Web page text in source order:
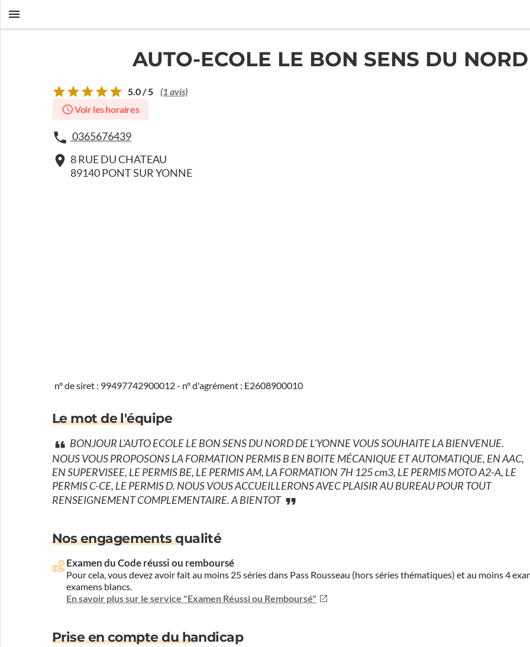
AUTO-ECOLE LE BON SENS DU
5.0 / 5 (1 avis)
Voir les horaires
0365676439
8 RUE DU CHATEAU
89140 PONT SUR YONNE
n° de siret : 99497742900012 - n° d'agrément : E2608900010
Le mot de l'équipe
BONJOUR L'AUTO ECOLE LE BON SENS DU NORD DE L'YONNE VOUS SOUHAITE LA BIENVENUE.
NOUS VOUS PROPOSONS LA FORMATION PERMIS B EN BOITE MÉCANIQUE ET AUTOMATIQUE, EN AAC,
EN SUPERVISEE, LE PERMIS BE, LE PERMIS AM, LA FORMATION 7H 125 cm3, LE PERMIS MOTO A2-A, LE
PERMIS C-CE, LE PERMIS D. NOUS VOUS ACCUEILLERONS AVEC PLAISIR AU BUREAU POUR TOUT
RENSEIGNEMENT COMPLEMENTAIRE. A BIENTOT
Nos engagements qualité
Examen du Code réussi ou remboursé
Pour cela, vous devez avoir fait au moins 25 séries dans Pass Rousseau (hors séries thématiques) et au moins 4
examens blancs.
En savoir plus sur le service "Examen Réussi ou Remboursé"
Prise en compte du handicap